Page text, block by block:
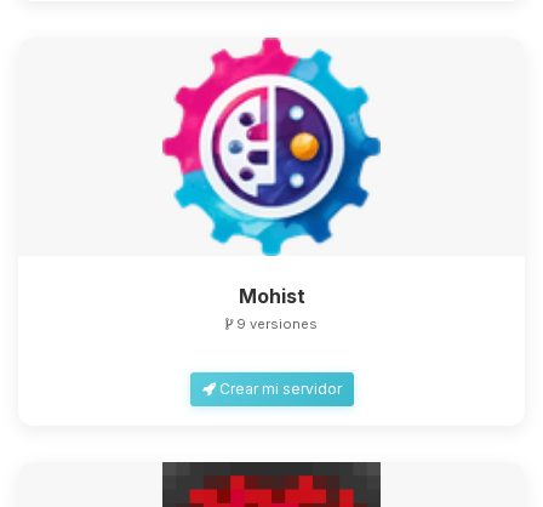
Mohist
9 versiones
Crear mi servidor